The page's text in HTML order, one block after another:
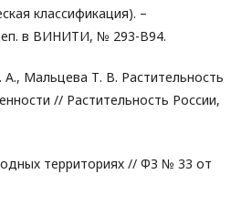
классификация). –
в ВИНИТИ, № 293-В94.
Мальцева Т. В. Растительность
// Растительность России,
территориях // ФЗ № 33 от